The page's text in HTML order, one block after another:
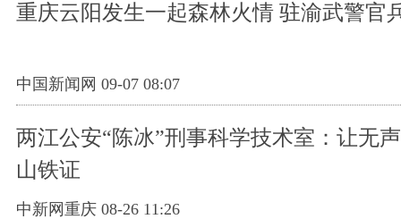
重庆云阳发生一起森林火情 驻渝武警官
中国新闻网 09-07 08:07
两江公安“陈冰”刑事科学技术室：让无
山铁证
中新网重庆 08-26 11:26